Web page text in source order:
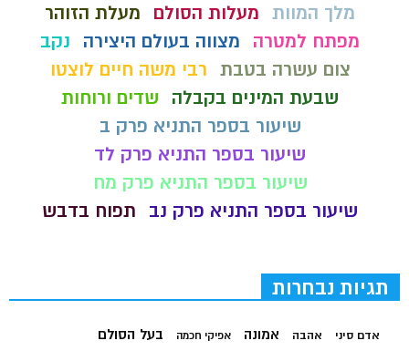
מלך המוות מעלות הסולם
מעלת הזוהר
מפתח למטרה
מצווה בעולם היצירה
נקב
צום עשרה בטבת רבי משה חיים לוצטו
שבעת המינים בקבלה
שדים ורוחות
שיעור בספר התניא פרק ב
שיעור בספר התניא פרק לד
שיעור בספר התניא פרק מח
שיעור בספר התניא פרק נב
תפוח בדבש
תגיות נבחרות
אדם סיני אהבה אמונה אפיקי חכמה בעל הסולם